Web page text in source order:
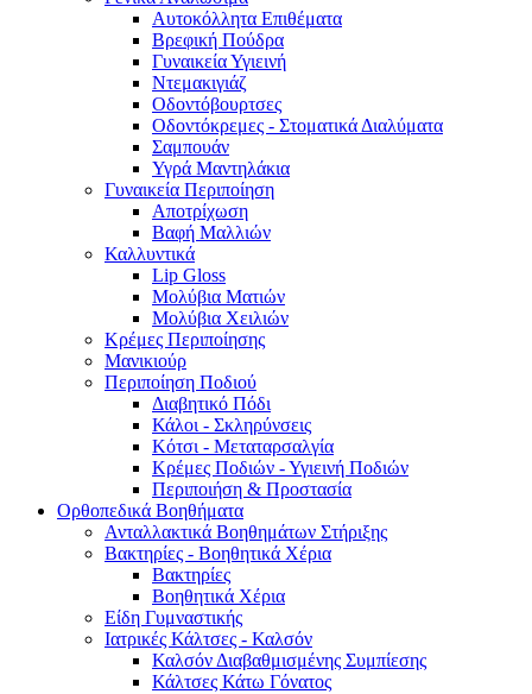
Αυτοκόλλητα Επιθέματα
Βρεφική Πούδρα
Γυναικεία Υγιεινή
Ντεμακιγιάζ
Οδοντόβουρτσες
Οδοντόκρεμες - Στοματικά Διαλύματα
Σαμπουάν
Υγρά Μαντηλάκια
Γυναικεία Περιποίηση
Αποτρίχωση
Βαφή Μαλλιών
Καλλυντικά
Lip Gloss
Μολύβια Ματιών
Μολύβια Χειλιών
Κρέμες Περιποίησης
Μανικιούρ
Περιποίηση Ποδιού
Διαβητικό Πόδι
Κάλοι - Σκληρύνσεις
Κότσι - Μεταταρσαλγία
Κρέμες Ποδιών - Υγιεινή Ποδιών
Περιποιήση & Προστασία
Ορθοπεδικά Βοηθήματα
Ανταλλακτικά Βοηθημάτων Στήριξης
Βακτηρίες - Βοηθητικά Χέρια
Βακτηρίες
Βοηθητικά Χέρια
Είδη Γυμναστικής
Ιατρικές Κάλτσες - Καλσόν
Καλσόν Διαβαθμισμένης Συμπίεσης
Κάλτσες Κάτω Γόνατος